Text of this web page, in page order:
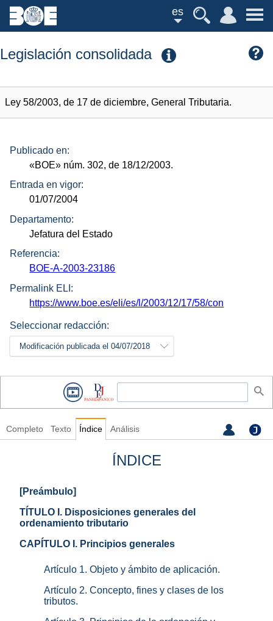
es
Legislación consolidada
Ley 58/2003, de 17 de diciembre, General Tributaria.
Publicado en:
«BOE» núm. 302, de 18/12/2003.
Entrada en vigor:
01/07/2004
Departamento:
Jefatura del Estado
Referencia:
BOE-A-2003-23186
Permalink ELI:
https://www.boe.es/eli/es/l/2003/12/17/58/con
Seleccionar redacción:
Modificación publicada el 04/07/2018
Completo Texto Índice Análisis
ÍNDICE
[Preámbulo]
TÍTULO I. Disposiciones generales del
ordenamiento tributario
CAPÍTULO I. Principios generales
Artículo 1. Objeto y ámbito de aplicación.
Artículo 2. Concepto, fines y clases de los
tributos.